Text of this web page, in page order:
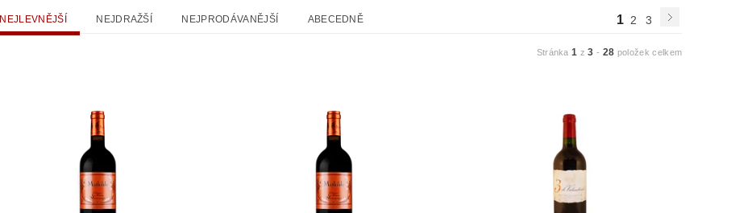
NEJLEVNĚJŠÍ NEJDRAŽŠÍ NEJPRODÁVANĚJŠÍ ABECEDNĚ 1 2 3
Stránka1 z3 - 28 položek celkem